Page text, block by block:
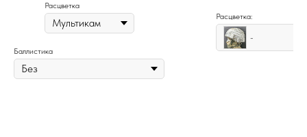
Расцветка
Баллистика
Расцветка:
-